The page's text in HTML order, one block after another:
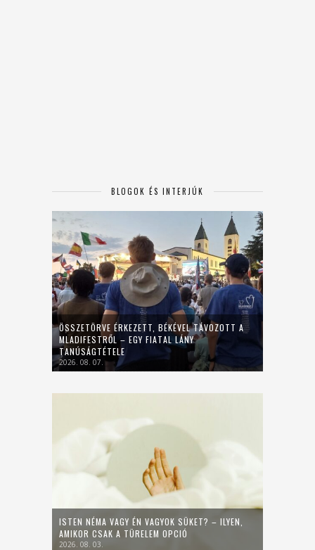
BLOGOK ÉS INTERJÚK
ÖSSZETÖRVE ÉRKEZETT, BÉKÉVEL TÁVOZOTT A
MLADIFESTRŐL – EGY FIATAL LÁNY
TANÚSÁGTÉTELE
2026. 08. 07.
ISTEN NÉMA VAGY ÉN VAGYOK SÜKET? – ILYEN,
AMIKOR CSAK A TÜRELEM OPCIÓ
2026. 08. 03.